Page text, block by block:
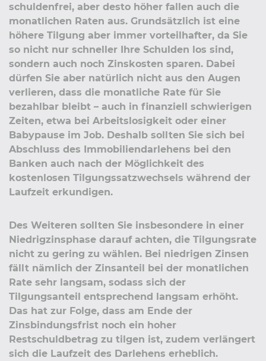
schuldenfrei, aber desto höher fallen auch die
monatlichen Raten aus. Grundsätzlich ist eine
höhere Tilgung aber immer vorteilhafter, da Sie
so nicht nur schneller Ihre Schulden los sind,
sondern auch noch Zinskosten sparen. Dabei
dürfen Sie aber natürlich nicht aus den Augen
verlieren, dass die monatliche Rate für Sie
bezahlbar bleibt – auch in finanziell schwierigen
Zeiten, etwa bei Arbeitslosigkeit oder einer
Babypause im Job. Deshalb sollten Sie sich bei
Abschluss des Immobiliendarlehens bei den
Banken auch nach der Möglichkeit des
kostenlosen Tilgungssatzwechsels während der
Laufzeit erkundigen.
Des Weiteren sollten Sie insbesondere in einer
Niedrigzinsphase darauf achten, die Tilgungsrate
nicht zu gering zu wählen. Bei niedrigen Zinsen
fällt nämlich der Zinsanteil bei der monatlichen
Rate sehr langsam, sodass sich der
Tilgungsanteil entsprechend langsam erhöht.
Das hat zur Folge, dass am Ende der
Zinsbindungsfrist noch ein hoher
Restschuldbetrag zu tilgen ist, zudem verlängert
sich die Laufzeit des Darlehens erheblich.